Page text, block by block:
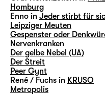
Homburg
Enno in Jeder stirbt für
Leipziger Meuten
Gespenster oder
Nervenkranken
Der gelbe Nebel (UA)
Der Streit
Peer Gynt
René / Fuchs in KRUSO
Metropolis